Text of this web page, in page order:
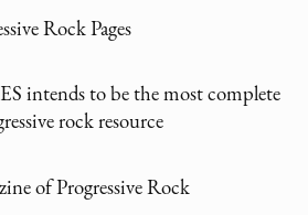
Rock Pages
intends to be the most complete
rock resource
of Progressive Rock